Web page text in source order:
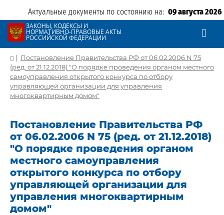
Актуальные документы по состоянию на: 09 августа 2026
ЗАКОНЫ, КОДЕКСЫ И
НОРМАТИВНО-ПРАВОВЫЕ АКТЫ
РОССИЙСКОЙ ФЕДЕРАЦИИ
| Постановление Правительства РФ от 06.02.2006 N 75
(ред. от 21.12.2018) "О порядке проведения органом местного
самоуправления открытого конкурса по отбору
управляющей организации для управления
многоквартирным домом"
Постановление Правительства РФ
от 06.02.2006 N 75 (ред. от 21.12.2018)
"О порядке проведения органом
местного самоуправления
открытого конкурса по отбору
управляющей организации для
управления многоквартирным
домом"